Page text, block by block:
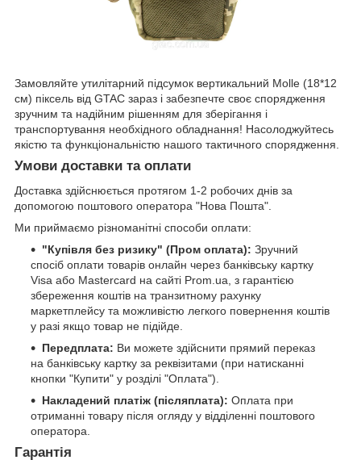
Замовляйте утилітарний підсумок вертикальний Molle (18*12
см) піксель від GTAC зараз і забезпечте своє спорядження
зручним та надійним рішенням для зберігання і
транспортування необхідного обладнання! Насолоджуйтесь
якістю та функціональністю нашого тактичного спорядження.
Умови доставки та оплати
Доставка здійснюється протягом 1-2 робочих днів за
допомогою поштового оператора "Нова Пошта".
Ми приймаємо різноманітні способи оплати:
"Купівля без ризику" (Пром оплата): Зручний
спосіб оплати товарів онлайн через банківську картку
Visa або Mastercard на сайті Prom.ua, з гарантією
збереження коштів на транзитному рахунку
маркетплейсу та можливістю легкого повернення коштів
у разі якщо товар не підійде.
Передплата: Ви можете здійснити прямий переказ
на банківську картку за реквізитами (при натисканні
кнопки "Купити" у розділі "Оплата").
Накладений платіж (післяплата): Оплата при
отриманні товару після огляду у відділенні поштового
оператора.
Гарантія